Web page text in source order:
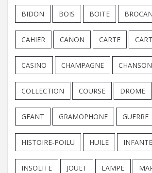
BIDON BOIS BOITE
CAHIER CANON CARTE
CASINO CHAMPAGNE CHANSON
COLLECTION COURSE DROME
GEANT GRAMOPHONE GUERRE
HISTOIRE-POILU HUILE
INSOLITE JOUET LAMPE